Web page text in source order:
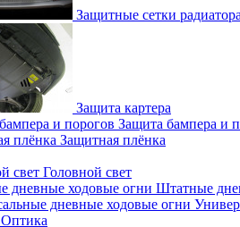
Защитные сетки радиатора
Защита картера
Защита бампера и
Защитная плёнка
Головной свет
Штатные
Оптика